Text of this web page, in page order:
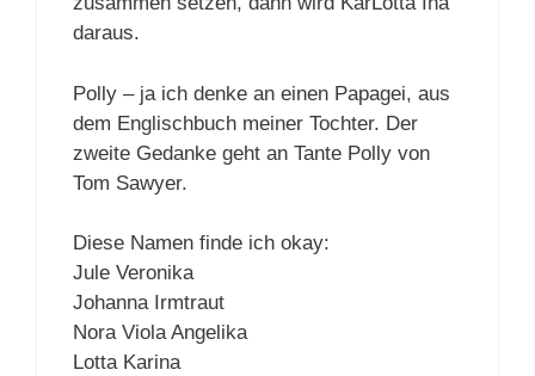
daraus.
Polly – ja ich denke an einen Papagei, aus
dem Englischbuch meiner Tochter. Der
zweite Gedanke geht an Tante Polly von
Tom Sawyer.
Diese Namen finde ich okay:
Jule Veronika
Johanna Irmtraut
Nora Viola Angelika
Lotta Karina